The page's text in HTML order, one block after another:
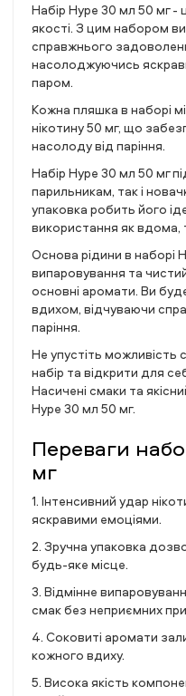
Набір Hype 30 мл 50 мг
якості. З цим набором
справжнього
насолоджуючись
паром.
Кожна пляшка в наборі
нікотину 50 мг, що
насолоду від паріння.
Набір Hype 30 мл 50 мг
парильникам, так і
упаковка робить його
використання як вдома,
Основа рідини в наборі
випаровування та
основні аромати. Ви
вдихом, відчуваючи
паріння.
Не упустіть
набір та відкрити для
Насичені смаки та
Hype 30 мл 50 мг.
Переваги
мг
1. Інтенсивний удар
яскравими емоціями.
2. Зручна упаковка
будь-яке місце.
3. Відмінне
смак без неприємних
4. Соковиті аромати
кожного вдиху.
5. Висока якість